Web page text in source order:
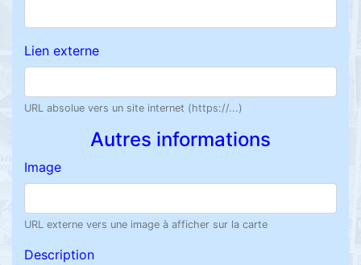
Lien externe
URL absolue vers un site internet (https://...)
Autres informations
Image
URL externe vers une image à afficher sur la carte
Description